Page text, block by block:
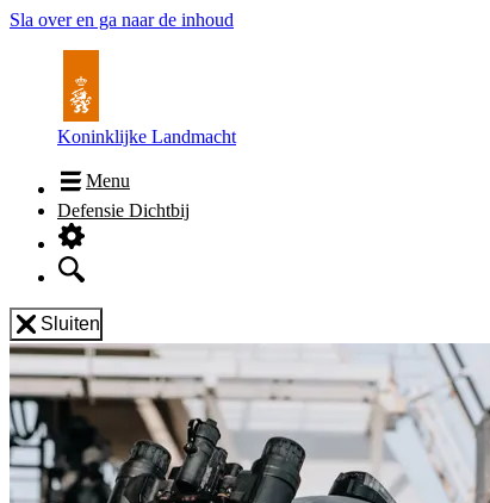
Sla over en ga naar de inhoud
Koninklijke Landmacht
Menu
Defensie Dichtbij
Sluiten